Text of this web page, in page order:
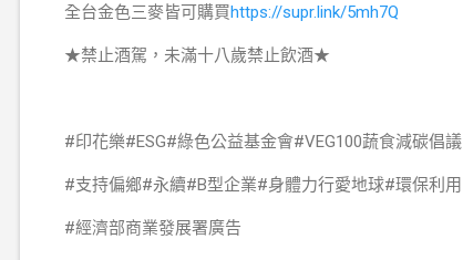
全台金色三麥皆可購買https://supr.link/5mh7Q
★禁止酒駕，未滿十八歲禁止飲酒★
#印花樂​#ESG​#綠色公益基金會​#VEG100蔬食減碳倡議
#支持偏鄉#永續#B型企業#身體力行愛地球#環保利用
#經濟部商業發展署廣告